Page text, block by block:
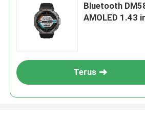
Bluetooth
AMOLED 1.43
Terus